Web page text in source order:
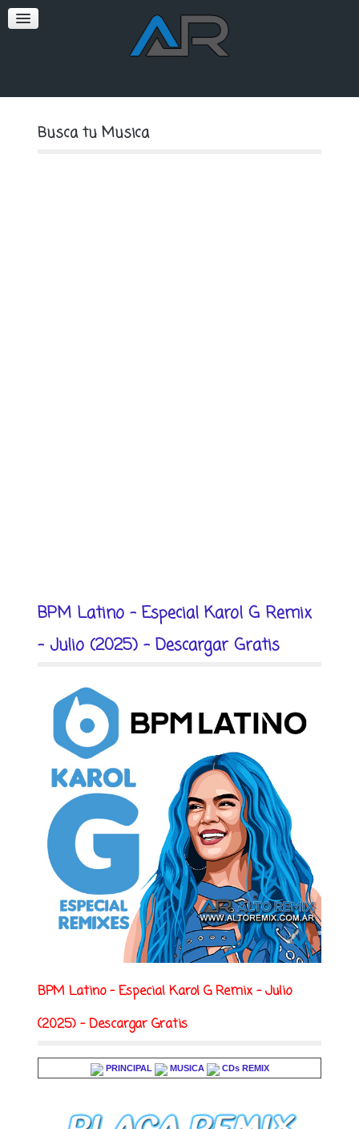
SOFT
Busca tu Musica
BPM Latino - Especial Karol G Remix
- Julio (2025) - Descargar Gratis
BPM Latino - Especial Karol G Remix - Julio
(2025) - Descargar Gratis
PRINCIPAL MUSICA CDs REMIX